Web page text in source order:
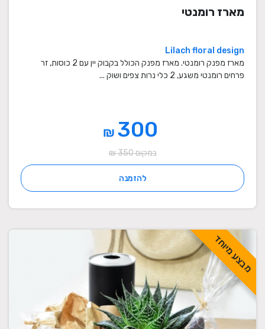
מארז רומנטי
Lilach floral design
מארז מפנק רומנטי. מארז מפנק הכולל בקבוק יין עם 2 כוסות, זר
פרחים רומנטי משגע, 2 כלי נרות צפים ושוק ...
₪
במקום 350 ₪
להזמנה
מבצע מיוחד